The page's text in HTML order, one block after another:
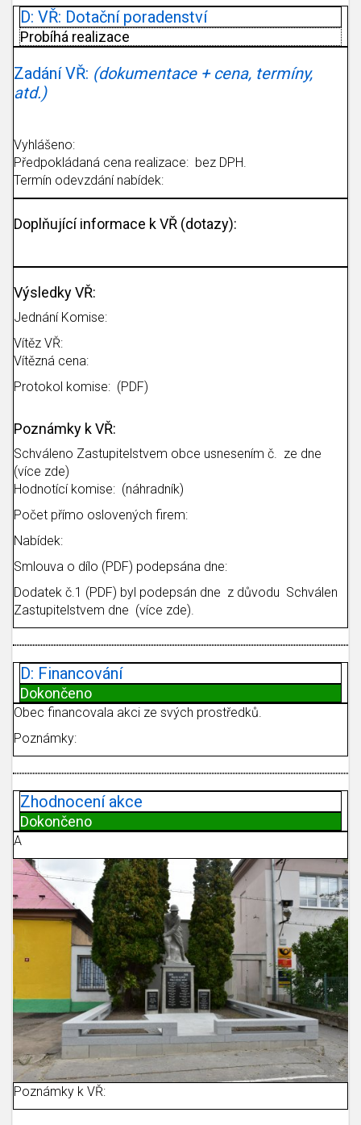
D: VŘ: Dotační poradenství
Probíhá realizace
Zadání VŘ: (dokumentace + cena, termíny,
atd.)
Vyhlášeno:
Předpokládaná cena realizace: bez DPH.
Termín odevzdání nabídek:
Doplňující informace k VŘ (dotazy):
Výsledky VŘ:
Jednání Komise:
Vítěz VŘ:
Vítězná cena:
Protokol komise: (PDF)
Poznámky k VŘ:
Schváleno Zastupitelstvem obce usnesením č. ze dne
(více zde)
Hodnotící komise: (náhradník)
Počet přímo oslovených firem:
Nabídek:
Smlouva o dílo (PDF) podepsána dne:
Dodatek č.1 (PDF) byl podepsán dne z důvodu Schválen
Zastupitelstvem dne (více zde).
D: Financování
Dokončeno
Obec financovala akci ze svých prostředků.
Poznámky:
Zhodnocení akce
Dokončeno
A
Poznámky k VŘ: